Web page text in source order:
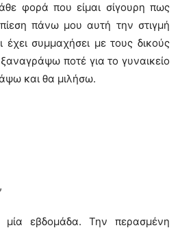
φορά που είμαι σίγουρη πως
πάνω μου αυτή την στιγμή
συμμαχήσει με τους δικούς
ποτέ για το γυναικείο
και θα μιλήσω.
εβδομάδα. Την περασμένη